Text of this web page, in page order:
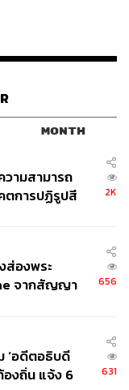
MONTH
วามสามารถ
ตการปฏิรูปสี
2K
ส่องพระ
จากสัญญา
ด์
656
‘อดีตอธิบดี
งถิ่น แจ้ง 6
631